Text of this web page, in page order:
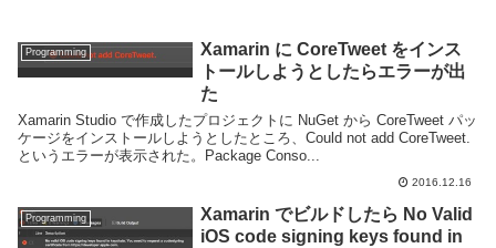
Programming
Xamarin に CoreTweet をインス
トールしようとしたらエラーが出
た
Xamarin Studio で作成したプロジェクトに NuGet から CoreTweet パッ
ケージをインストールしようとしたところ、Could not add CoreTweet.
というエラーが表示された。Package Conso...
2016.12.16
Programming
Xamarin でビルドしたら No Valid
iOS code signing keys found in